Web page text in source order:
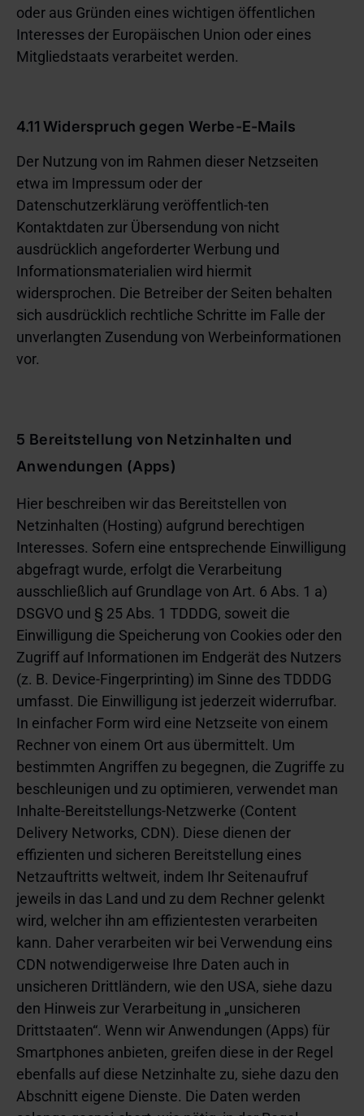
oder aus Gründen eines wichtigen öffentlichen
Interesses der Europäischen Union oder eines
Mitgliedstaats verarbeitet werden.
4.11 Widerspruch gegen Werbe-E-Mails
Der Nutzung von im Rahmen dieser Netzseiten
etwa im Impressum oder der
Datenschutzerklärung veröffentlich-ten
Kontaktdaten zur Übersendung von nicht
ausdrücklich angeforderter Werbung und
Informationsmaterialien wird hiermit
widersprochen. Die Betreiber der Seiten behalten
sich ausdrücklich rechtliche Schritte im Falle der
unverlangten Zusendung von Werbeinformationen
vor.
5 Bereitstellung von Netzinhalten und
Anwendungen (Apps)
Hier beschreiben wir das Bereitstellen von
Netzinhalten (Hosting) aufgrund berechtigen
Interesses. Sofern eine entsprechende Einwilligung
abgefragt wurde, erfolgt die Verarbeitung
ausschließlich auf Grundlage von Art. 6 Abs. 1 a)
DSGVO und § 25 Abs. 1 TDDDG, soweit die
Einwilligung die Speicherung von Cookies oder den
Zugriff auf Informationen im Endgerät des Nutzers
(z. B. Device-Fingerprinting) im Sinne des TDDDG
umfasst. Die Einwilligung ist jederzeit widerrufbar.
In einfacher Form wird eine Netzseite von einem
Rechner von einem Ort aus übermittelt. Um
bestimmten Angriffen zu begegnen, die Zugriffe zu
beschleunigen und zu optimieren, verwendet man
Inhalte-Bereitstellungs-Netzwerke (Content
Delivery Networks, CDN). Diese dienen der
effizienten und sicheren Bereitstellung eines
Netzauftritts weltweit, indem Ihr Seitenaufruf
jeweils in das Land und zu dem Rechner gelenkt
wird, welcher ihn am effizientesten verarbeiten
kann. Daher verarbeiten wir bei Verwendung eins
CDN notwendigerweise Ihre Daten auch in
unsicheren Drittländern, wie den USA, siehe dazu
den Hinweis zur Verarbeitung in „unsicheren
Drittstaaten“. Wenn wir Anwendungen (Apps) für
Smartphones anbieten, greifen diese in der Regel
ebenfalls auf diese Netzinhalte zu, siehe dazu den
Abschnitt eigene Dienste. Die Daten werden